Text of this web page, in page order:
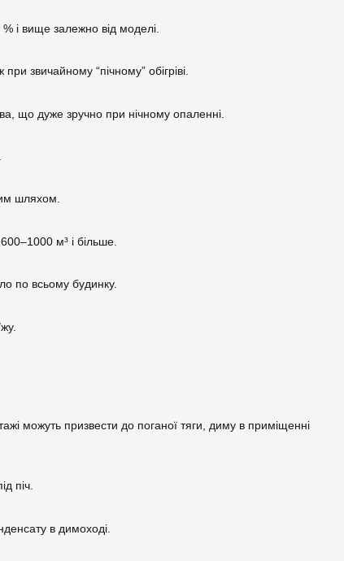
і вище залежно від моделі.
звичайному “пічному” обігріві.
що дуже зручно при нічному опаленні.
шляхом.
м³ і більше.
по всьому будинку.
можуть призвести до поганої тяги, диму в приміщенні
піч.
в димоході.